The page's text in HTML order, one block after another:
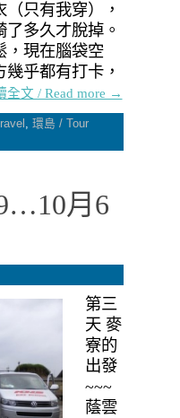
只有我穿），
多久才脫掉。
，現在腦袋空
乎都有打卡，
全文 / Read more →
, 環島 / Tour
月6
第三
天 麥
寮的
出發
~~~
蔭雲